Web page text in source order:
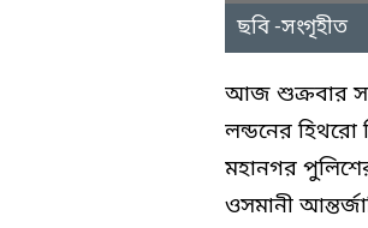
ছবি -সংগৃহীত
আজ শুক্রবার
লন্ডনের হিথরো
মহানগর
ওসমানী